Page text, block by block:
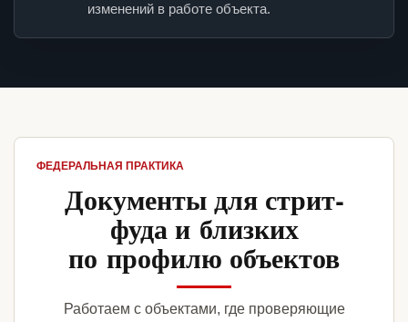
изменений в работе объекта.
ФЕДЕРАЛЬНАЯ ПРАКТИКА
Документы для стрит-
фуда и близких
по профилю объектов
Работаем с объектами, где проверяющие